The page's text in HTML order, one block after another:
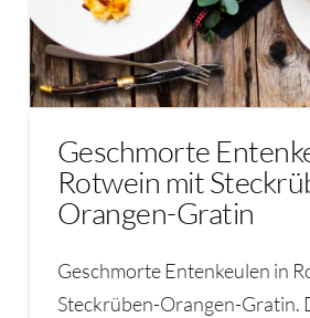
Geschmorte
Rotwein mit
Orangen-Gratin
Geschmorte Entenkeulen in
Steckrüben-Orangen-Gratin.